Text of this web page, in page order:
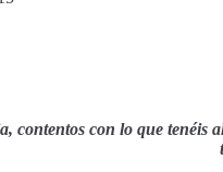
contentos con lo que